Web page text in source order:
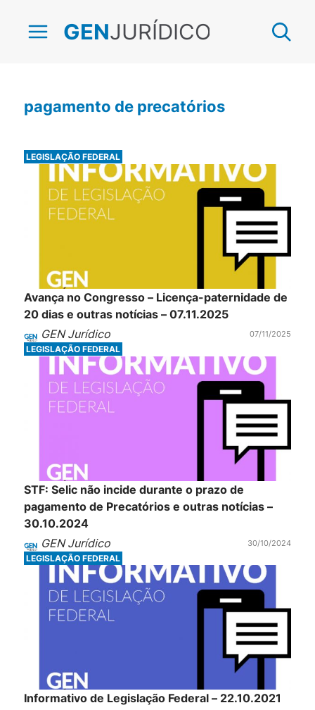
GENJURÍDICO
pagamento de precatórios
LEGISLAÇÃO FEDERAL
Avança no Congresso – Licença-paternidade de
20 dias e outras notícias – 07.11.2025
GEN Jurídico
07/11/2025
LEGISLAÇÃO FEDERAL
STF: Selic não incide durante o prazo de
pagamento de Precatórios e outras notícias –
30.10.2024
GEN Jurídico
30/10/2024
LEGISLAÇÃO FEDERAL
Informativo de Legislação Federal – 22.10.2021